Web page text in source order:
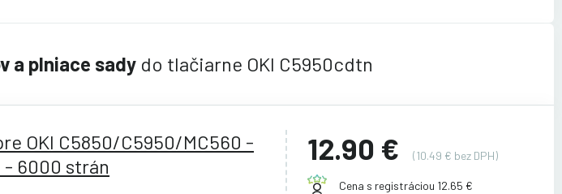
a plniace sady do tlačiarne OKI C5950cdtn
OKI C5850/C5950/MC560 -
- 6000 strán
12.90 € (10.49 € bez DPH)
Cena s registráciou 12.65 €